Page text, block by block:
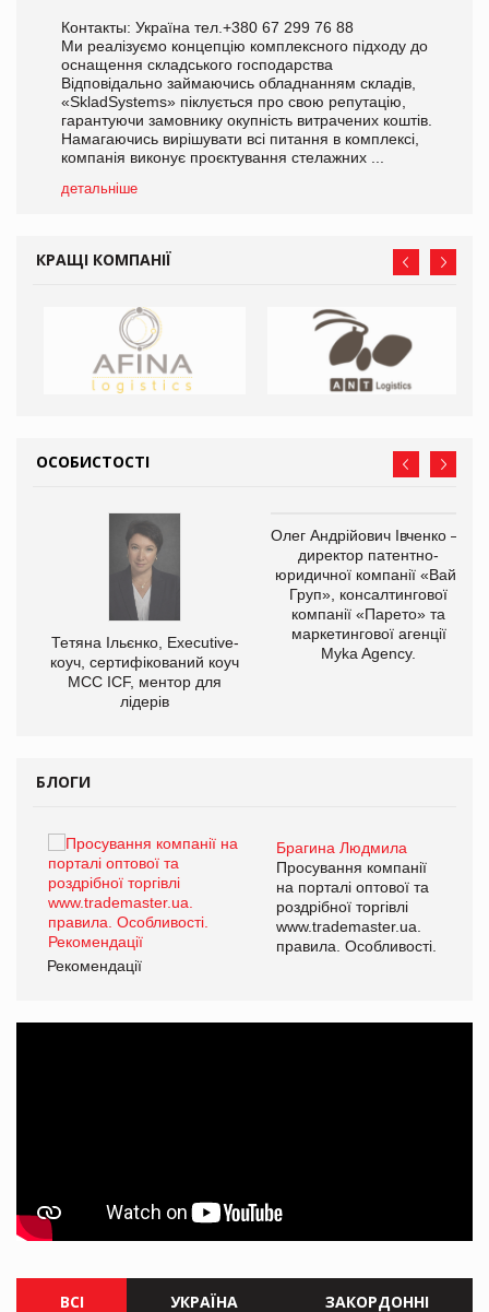
Контакты: Україна тел.+380 67 299 76 88
Ми реалізуємо концепцію комплексного підходу до
оснащення складського господарства
Відповідально займаючись обладнанням складів,
«SkladSystems» піклується про свою репутацію,
гарантуючи замовнику окупність витрачених коштів.
Намагаючись вирішувати всі питання в комплексі,
компанія виконує проєктування стелажних ...
детальніше
КРАЩІ КОМПАНІЇ
ОСОБИСТОСТІ
Тетяна Ільєнко, Executive-
коуч, сертифікований коуч
МСС ICF, ментор для
лідерів
Олег Андрійович Івченко —
директор патентно-
юридичної компанії «Вайз
Груп», консалтингової
компанії «Парето» та
маркетингової агенції
Myka Agency.
БЛОГИ
Брагина Людмила
Просування компанії
на порталі оптової та
роздрібної торгівлі
www.trademaster.ua.
правила. Особливості.
Рекомендації
ВСІ УКРАЇНА ЗАКОРДОННІ